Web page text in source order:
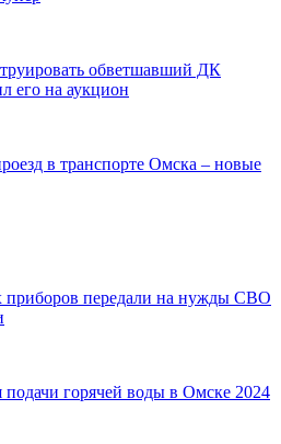
обветшавший ДК
его на аукцион
в транспорте Омска – новые
приборов передали на нужды СВО
горячей воды в Омске 2024